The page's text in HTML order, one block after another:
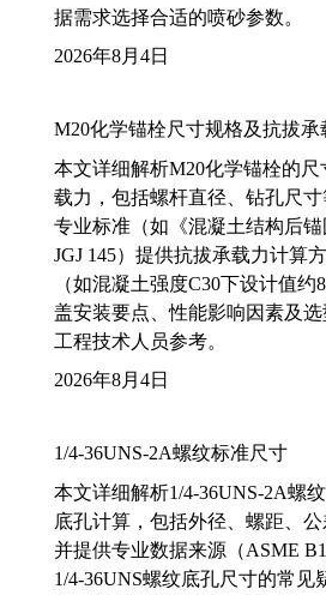
据需求选择合适的喷砂参数。
2026年8月4日
M20化学锚栓尺寸规格及抗拔承
本文详细解析M20化学锚栓的尺
载力，包括螺杆直径、钻孔尺
专业标准（如《混凝土结构后锚
JGJ 145）提供抗拔承载力计算
（如混凝土强度C30下设计值约
盖安装要点、性能影响因素及
工程技术人员参考。
2026年8月4日
1/4-36UNS-2A螺纹标准尺寸
本文详细解析1/4-36UNS-2A螺
底孔计算，包括外径、螺距、公
并提供专业数据来源（ASME
1/4-36UNS螺纹底孔尺寸的常见